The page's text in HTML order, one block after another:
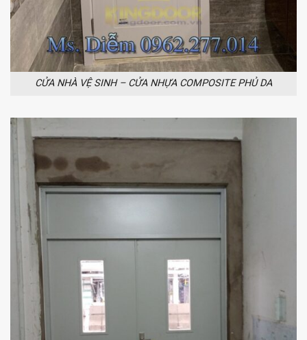
CỬA NHÀ VỆ SINH – CỬA NHỰA COMPOSITE PHỦ DA